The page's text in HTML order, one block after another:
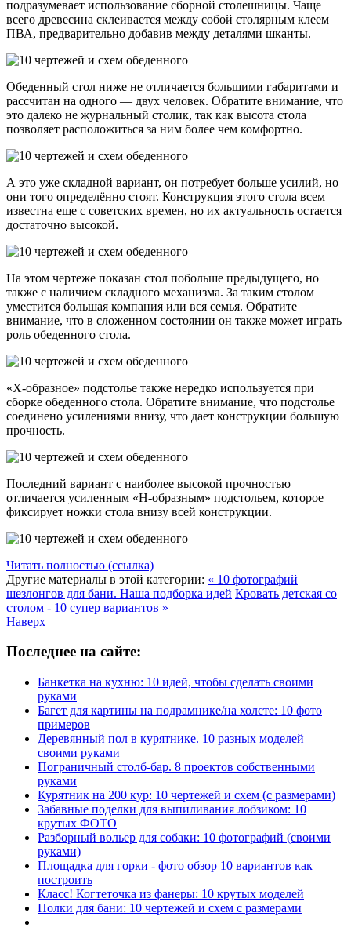
подразумевает использование сборной столешницы. Чаще
всего древесина склеивается между собой столярным клеем
ПВА, предварительно добавив между деталями шканты.
Обеденный стол ниже не отличается большими габаритами и
рассчитан на одного — двух человек. Обратите внимание, что
это далеко не журнальный столик, так как высота стола
позволяет расположиться за ним более чем комфортно.
А это уже складной вариант, он потребует больше усилий, но
они того определённо стоят. Конструкция этого стола всем
известна еще с советских времен, но их актуальность остается
достаточно высокой.
На этом чертеже показан стол побольше предыдущего, но
также с наличием складного механизма. За таким столом
уместится большая компания или вся семья. Обратите
внимание, что в сложенном состоянии он также может играть
роль обеденного стола.
«Х-образное» подстолье также нередко используется при
сборке обеденного стола. Обратите внимание, что подстолье
соединено усилениями внизу, что дает конструкции большую
прочность.
Последний вариант с наиболее высокой прочностью
отличается усиленным «Н-образным» подстольем, которое
фиксирует ножки стола внизу всей конструкции.
Читать полностью (ссылка)
Другие материалы в этой категории: « 10 фотографий
шезлонгов для бани. Наша подборка идей Кровать детская со
столом - 10 супер вариантов »
Наверх
Последнее на сайте:
Банкетка на кухню: 10 идей, чтобы сделать своими
руками
Багет для картины на подрамнике/на холсте: 10 фото
примеров
Деревянный пол в курятнике. 10 разных моделей
своими руками
Пограничный столб-бар. 8 проектов собственными
руками
Курятник на 200 кур: 10 чертежей и схем (с размерами)
Забавные поделки для выпиливания лобзиком: 10
крутых ФОТО
Разборный вольер для собаки: 10 фотографий (своими
руками)
Площадка для горки - фото обзор 10 вариантов как
построить
Класс! Когтеточка из фанеры: 10 крутых моделей
Полки для бани: 10 чертежей и схем с размерами